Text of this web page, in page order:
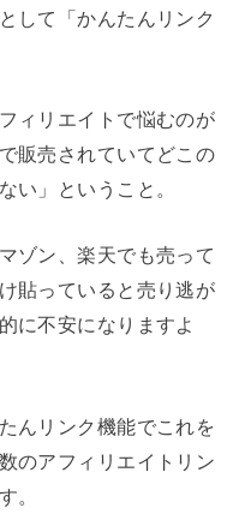
して「かんたんリンク
ィリエイトで悩むのが
販売されていてどこの
い」ということ。
ゾン、楽天でも売って
貼っていると売り逃が
に不安になりますよ
んリンク機能でこれを
のアフィリエイトリン
。